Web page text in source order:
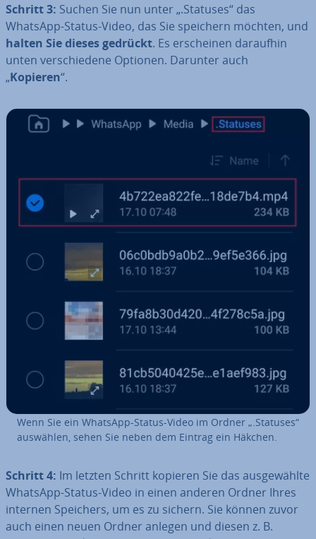
Schritt 3: Suchen Sie nun unter „.Statuses“ das
WhatsApp-Status-Video, das Sie speichern möchten, und
halten Sie dieses gedrückt. Es er­schei­nen daraufhin
unten ver­schie­de­ne Optionen. Darunter auch
„Kopieren“.
Wenn Sie ein WhatsApp-Status-Video im Ordner „.Statuses“
auswählen, sehen Sie neben dem Eintrag ein Häkchen.
Schritt 4: Im letzten Schritt kopieren Sie das aus­ge­wähl­te
WhatsApp-Status-Video in einen anderen Ordner Ihres
internen Speichers, um es zu sichern. Sie können zuvor
auch einen neuen Ordner anlegen und diesen z. B.